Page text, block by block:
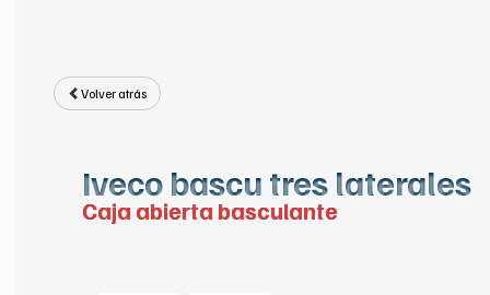
Volver atrás
Iveco bascu tres laterales
Caja abierta basculante